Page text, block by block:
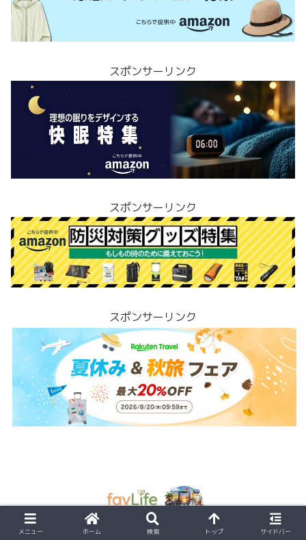
スポンサーリンク
スポンサーリンク
スポンサーリンク
プライバシーポリシー
メニュー ホーム 検索 トップ サイドバー